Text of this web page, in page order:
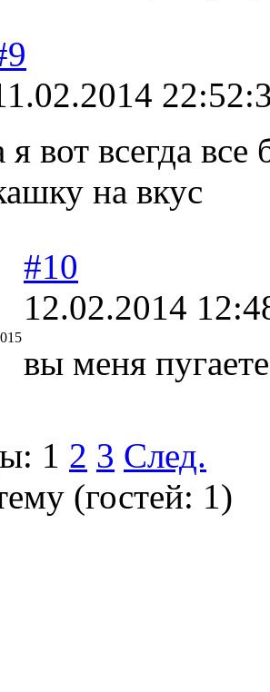
я вот всегда
на вкус
#10
12.02.2014
вы меня
1 2 3 След.
(гостей: 1)